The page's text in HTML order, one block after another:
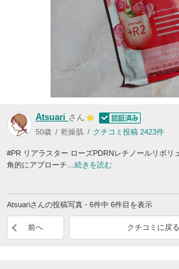
Atsuari さん
50歳 乾燥肌 クチコミ投稿 2423件
#PR リアラスター ローズPDRNレチノールリボリ
角的にアプローチ… 続きを読む
Atsuariさんの投稿写真 - 6件中 6件目を表示
前へ クチコミに戻る